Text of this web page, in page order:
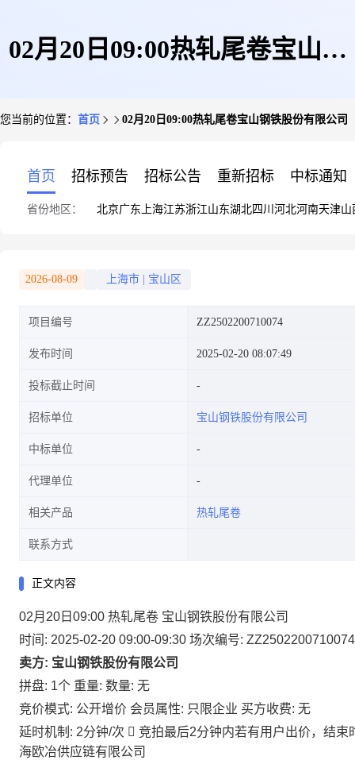
02月20日09:00热轧尾卷宝山钢
您当前的位置： 首页 02月20日09:00热轧尾卷宝山钢铁股份有限公司
首页 招标预告 招标公告 重新招标 中标通知
省份地区： 北京广东 上海江苏浙江山东湖北四川 河北河南天津山
2026-08-09 上海市 宝山区
项目编号 ZZ2502200710074
发布时间 2025-02-20 08:07:49
投标截止时间
招标单位 宝山钢铁股份有限公司
中标单位
代理单位
相关产品 热轧尾卷
联系方式
正文内容
02月20日09:00 热轧尾卷 宝山钢铁股份有限公司
时间: 2025-02-20 09:00-09:30 场次编号: ZZ2502200710074
卖方: 宝山钢铁股份有限公司
拼盘: 1个 重量: 数量: 无
竞价模式: 公开增价 会员属性: 只限企业 买方收费: 无
延时机制: 2分钟/次  竞拍最后2分钟内若有用户出价，结
海欧冶供应链有限公司